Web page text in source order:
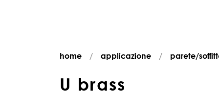
pavimento
home applicazione parete/
U brass